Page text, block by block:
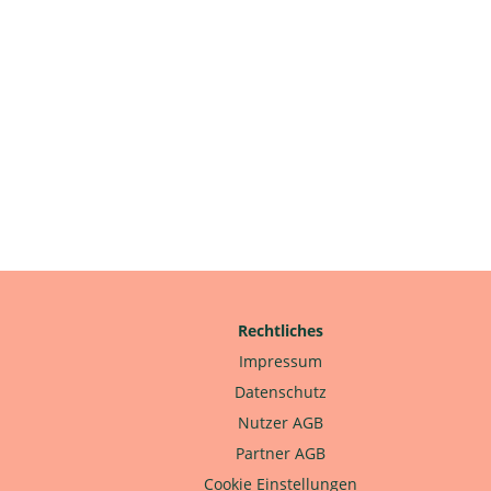
Rechtliches
Impressum
Datenschutz
Nutzer AGB
Partner AGB
Cookie Einstellungen